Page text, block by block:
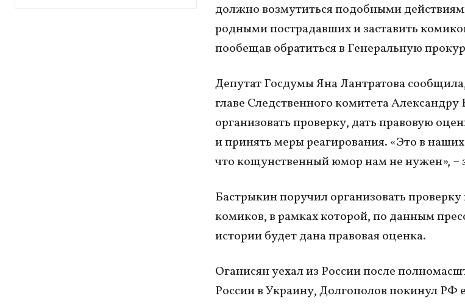
должно возмутиться подобными
родными пострадавших и заставить
пообещав обратиться в Генеральную
Депутат Госдумы Яна Лантратова
главе Следственного комитета
организовать проверку, дать правовую
и принять меры реагирования. «Это в
что кощунственный юмор нам не нужен», –
Бастрыкин поручил организовать
комиков, в рамках которой, по данным
истории будет дана правовая оценка.
Оганисян уехал из России после
России в Украину, Долгополов покинул РФ